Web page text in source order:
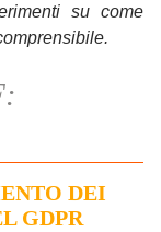
su come
DEI
GDPR